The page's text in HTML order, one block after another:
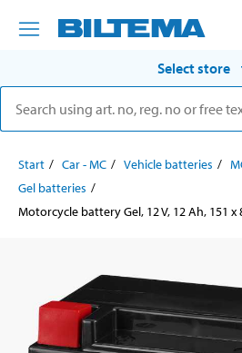
Select store
Start Car - MC Vehicle batteries
Gel batteries
Motorcycle battery Gel, 12 V, 12 Ah, 151 x